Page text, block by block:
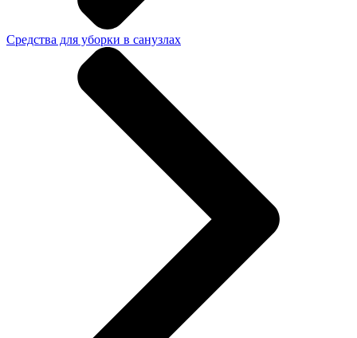
Средства для уборки в санузлах